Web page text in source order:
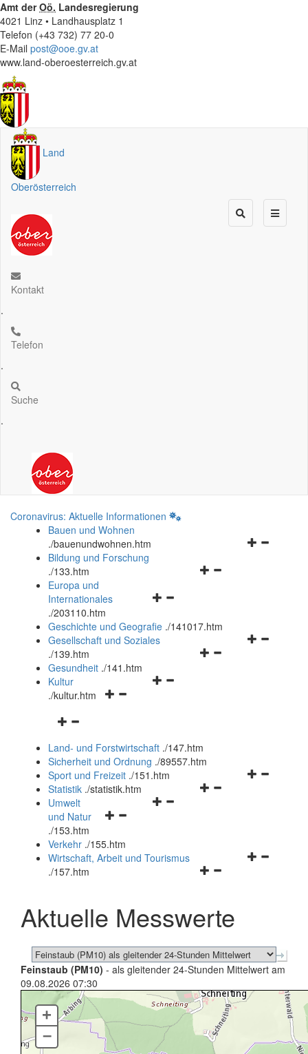
Amt derOö. Landesregierung
4021 Linz • Landhausplatz 1
Telefon (+43 732) 77 20-0
E-Mail post@ooe.gv.at
www.land-oberoesterreich.gv.at
Land
Oberösterreich
Kontakt
.
Telefon
.
Suche
.
Coronavirus: Aktuelle Informationen
Bauen und Wohnen
./bauenundwohnen.htm
Navigationsmenü
Bildung und Forschung
./133.htm
Navigationsmenü
und
schließen
Europa und
Internationales
./203110.htm
Geschichte und Geografie ./141017.htm
Navigationsmenü
Gesellschaft und Soziales
./139.htm
Navigationsmenü
Gesundheit ./141.htm
Navigationsmenü
Kultur
./kultur.htm
Navigationsmenü
und
schließen
Land- und Forstwirtschaft ./147.htm
Sicherheit und Ordnung ./89557.htm
Navigationsmenü
Sport und Freizeit ./151.htm
Navigationsmenü
Statistik ./statistik.htm
Navigationsmenü
und
schließen
Umwelt
und Natur
./153.htm
Verkehr ./155.htm
Navigationsmenü
schließen
Wirtschaft, Arbeit und Tourismus
./157.htm
Aktuelle Messwerte
Feinstaub (PM10) - als gleitender 24-Stunden Mittelwert am
09.08.2026 07:30
+
–